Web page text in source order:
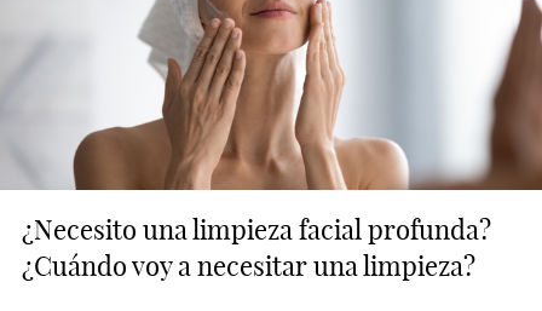
¿Necesito una limpieza facial profunda?
¿Cuándo voy a necesitar una limpieza?